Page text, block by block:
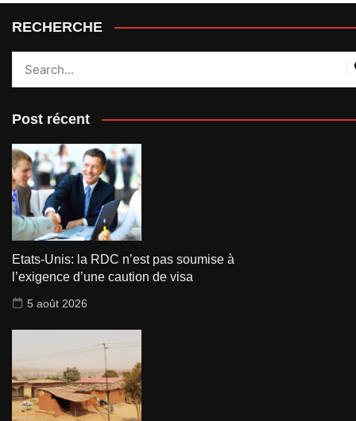
RECHERCHE
Post récent
Etats-Unis: la RDC n’est pas soumise à
l’exigence d’une caution de visa
5 août 2026